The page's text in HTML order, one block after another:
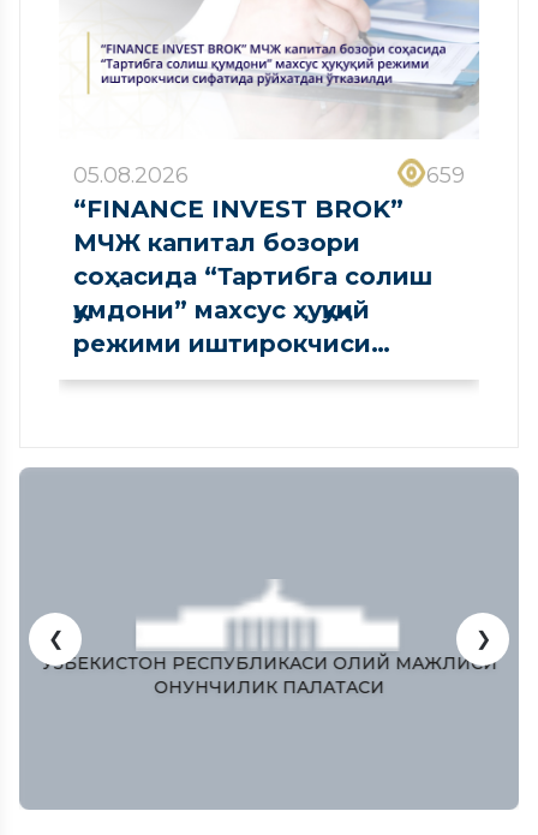
05.08.2026 659
“FINANCE INVEST BROK”
МЧЖ капитал бозори
соҳасида “Тартибга солиш
қумдони” махсус ҳуқуқий
режими иштирокчиси
сифатида рўйхатдан
ЎЗБЕКИСТОН РЕСПУБЛИКAСИ ОЛИЙ МAЖЛИСИ
ҚОНУНЧИЛИК ПAЛAТAСИ
❮ ❯